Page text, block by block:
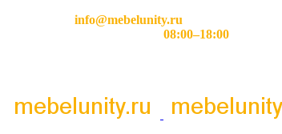
info@mebelunity.ru
08:00–18:00